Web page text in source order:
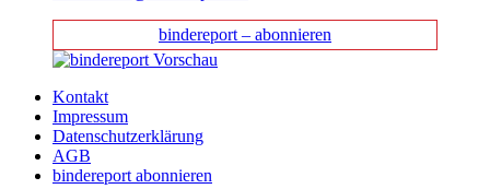
bindereport – abonnieren
Kontakt
Impressum
Datenschutzerklärung
AGB
bindereport abonnieren